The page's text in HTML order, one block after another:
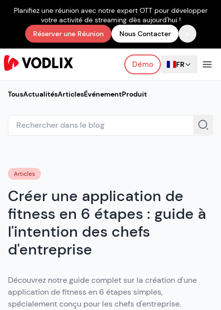
Planifiez une réunion avec notre expert OTT pour développer
votre activité de streaming dès aujourd'hui !
Réserver une Réunion
Nous Contacter
Démo FR
TousActualitésArticlesÉvénementProduit
Articles
Créer une application de
fitness en 6 étapes : guide à
l'intention des chefs
d'entreprise
Découvrez notre guide complet sur la création d'une
application de fitness en 6 étapes simples,
spécialement conçu pour les chefs d'entreprise.